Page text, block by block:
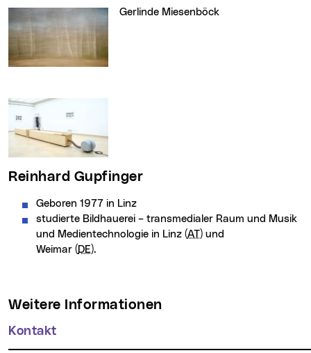
Gerlinde Miesenböck
Reinhard Gupfinger
Geboren 1977 in Linz
studierte Bildhauerei – transmedialer Raum und Musik
und Medientechnologie in Linz (AT) und
Weimar ( DE).
Weitere Informationen
Kontakt